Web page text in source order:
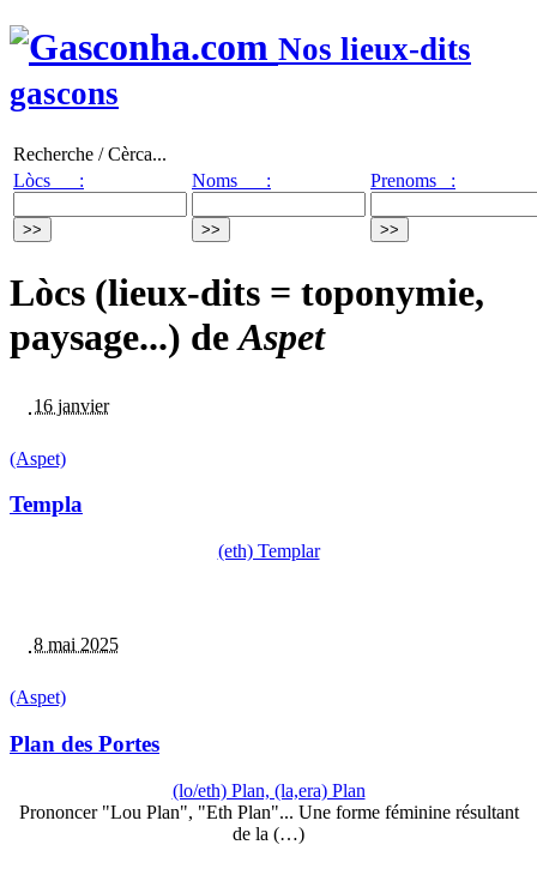
Nos lieux-dits
gascons
Recherche / Cèrca...
Lòcs :
Noms : Prenoms :
Lòcs (lieux-dits = toponymie,
paysage...) deAspet
16 janvier
(Aspet)
Templa
(eth) Templar
8 mai 2025
(Aspet)
Plan des Portes
(lo/eth) Plan, (la,era) Plan
Prononcer "Lou Plan", "Eth Plan"... Une forme féminine résultant
de la (…)